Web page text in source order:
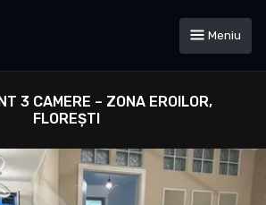
Meniu
3 CAMERE – ZONA EROILOR,
FLOREȘTI